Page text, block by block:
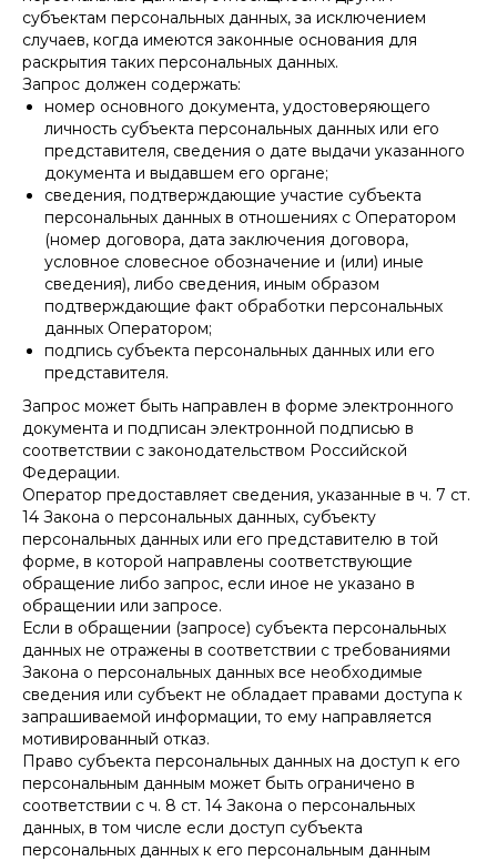
субъектам персональных данных, за исключением
случаев, когда имеются законные основания для
раскрытия таких персональных данных.
Запрос должен содержать:
номер основного документа, удостоверяющего
личность субъекта персональных данных или его
представителя, сведения о дате выдачи указанного
документа и выдавшем его органе;
сведения, подтверждающие участие субъекта
персональных данных в отношениях с Оператором
(номер договора, дата заключения договора,
условное словесное обозначение и (или) иные
сведения), либо сведения, иным образом
подтверждающие факт обработки персональных
данных Оператором;
подпись субъекта персональных данных или его
представителя.
Запрос может быть направлен в форме электронного
документа и подписан электронной подписью в
соответствии с законодательством Российской
Федерации.
Оператор предоставляет сведения, указанные в ч. 7 ст.
14 Закона о персональных данных, субъекту
персональных данных или его представителю в той
форме, в которой направлены соответствующие
обращение либо запрос, если иное не указано в
обращении или запросе.
Если в обращении (запросе) субъекта персональных
данных не отражены в соответствии с требованиями
Закона о персональных данных все необходимые
сведения или субъект не обладает правами доступа к
запрашиваемой информации, то ему направляется
мотивированный отказ.
Право субъекта персональных данных на доступ к его
персональным данным может быть ограничено в
соответствии с ч. 8 ст. 14 Закона о персональных
данных, в том числе если доступ субъекта
персональных данных к его персональным данным